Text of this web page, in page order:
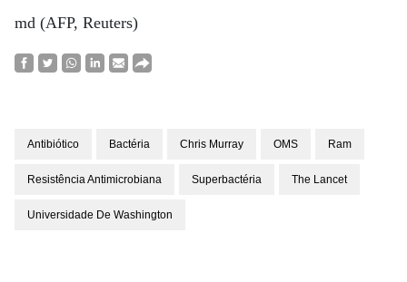
md (AFP, Reuters)
Antibiótico Bactéria Chris Murray OMS Ram
Resistência Antimicrobiana Superbactéria The Lancet
Universidade De Washington